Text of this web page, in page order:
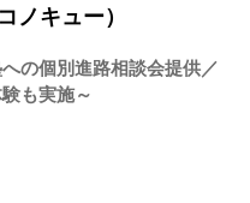
ノキュー）
の個別進路相談会提供／
も実施～